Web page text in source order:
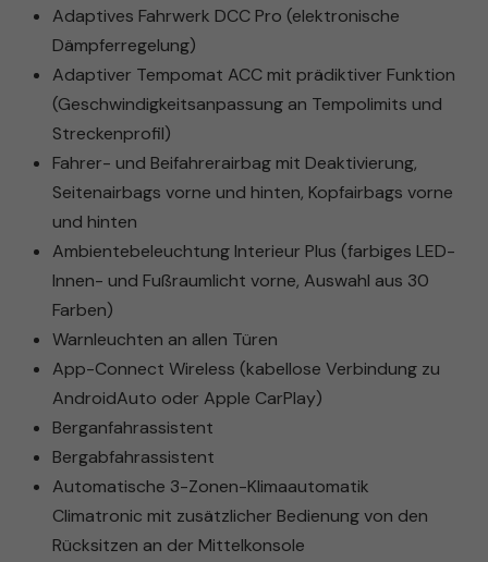
Adaptives Fahrwerk DCC Pro (elektronische
Dämpferregelung)
Adaptiver Tempomat ACC mit prädiktiver Funktion
(Geschwindigkeitsanpassung an Tempolimits und
Streckenprofil)
Fahrer- und Beifahrerairbag mit Deaktivierung,
Seitenairbags vorne und hinten, Kopfairbags vorne
und hinten
Ambientebeleuchtung Interieur Plus (farbiges LED-
Innen- und Fußraumlicht vorne, Auswahl aus 30
Farben)
Warnleuchten an allen Türen
App-Connect Wireless (kabellose Verbindung zu
AndroidAuto oder Apple CarPlay)
Berganfahrassistent
Bergabfahrassistent
Automatische 3-Zonen-Klimaautomatik
Climatronic mit zusätzlicher Bedienung von den
Rücksitzen an der Mittelkonsole